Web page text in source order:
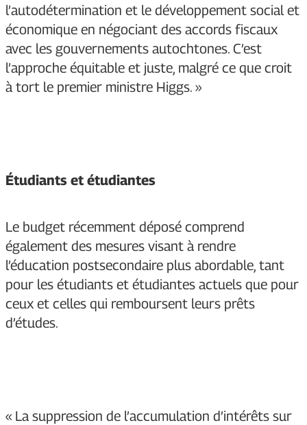
l’autodétermination et le développement social et
économique en négociant des accords fiscaux
avec les gouvernements autochtones. C’est
l’approche équitable et juste, malgré ce que croit
à tort le premier ministre Higgs. »
Étudiants et étudiantes
Le budget récemment déposé comprend
également des mesures visant à rendre
l’éducation postsecondaire plus abordable, tant
pour les étudiants et étudiantes actuels que pour
ceux et celles qui remboursent leurs prêts
d’études.
« La suppression de l’accumulation d’intérêts sur